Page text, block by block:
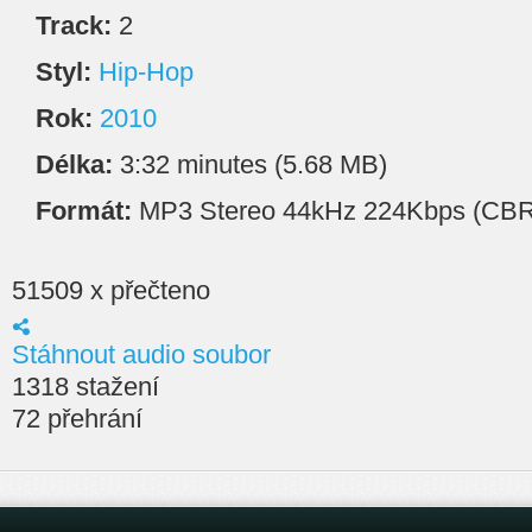
Track: 2
Styl: Hip-Hop
Rok: 2010
Délka: 3:32 minutes (5.68 MB)
Formát: MP3 Stereo 44kHz 224Kbps
51509 x přečteno
Stáhnout audio soubor
1318 stažení
72 přehrání